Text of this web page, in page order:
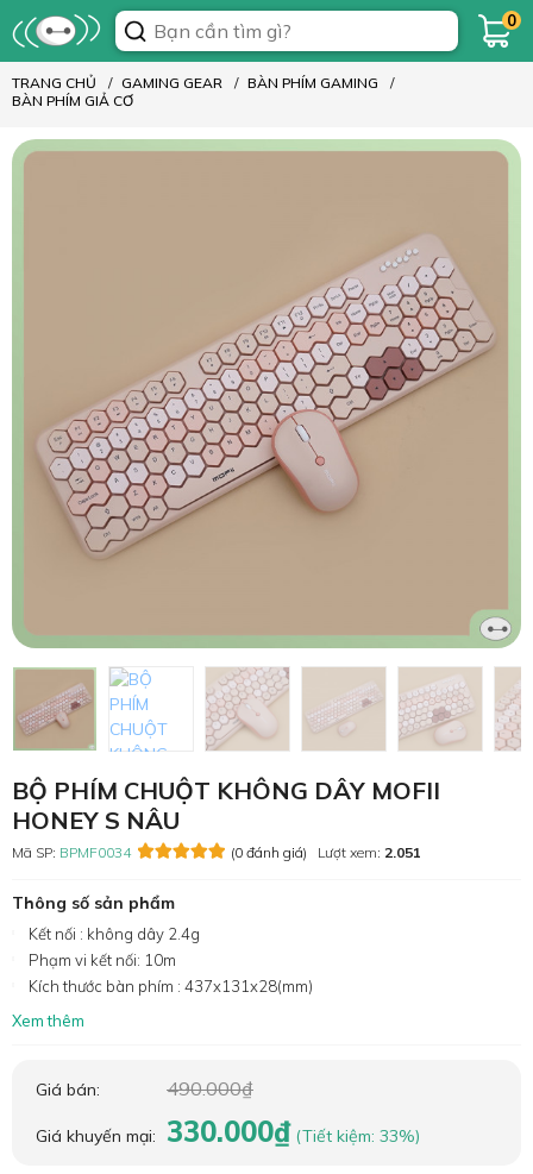
0
TRANG CHỦ GAMING GEAR
BÀN PHÍM GAMING
BÀN PHÍM GIẢ CƠ
BỘ PHÍM CHUỘT KHÔNG DÂY MOFII
HONEY S NÂU
Mã SP: BPMF0034 (0 đánh giá) Lượt xem: 2.051
Thông số sản phẩm
Kết nối : không dây 2.4g
Phạm vi kết nối: 10m
Kích thước bàn phím : 437x131x28(mm)
Xem thêm
Giá bán: 490.000₫
Giá khuyến mại: 330.000₫ (Tiết kiệm: 33%)